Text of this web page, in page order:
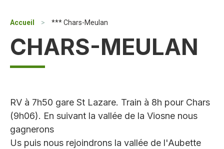
Accueil > *** Chars-Meulan
CHARS-MEULAN
RV à 7h50 gare St Lazare. Train à 8h pour Chars
(9h06). En suivant la vallée de la Viosne nous
gagnerons
Us puis nous rejoindrons la vallée de l'Aubette